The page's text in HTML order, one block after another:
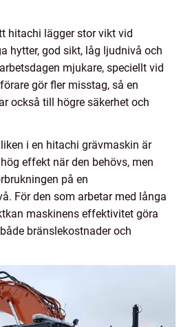
hitachi lägger stor vikt vid
hytter, god sikt, låg ljudnivå och
mjukare, speciellt vid
gör fler misstag, så en
också till högre säkerhet och
i en hitachi grävmaskin är
effekt när den behövs, men
på en
För den som arbetar med långa
maskinens effektivitet göra
bränslekostnader och